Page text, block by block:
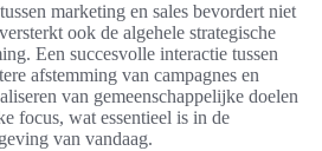
marketing en sales bevordert niet
ook de algehele strategische
Een succesvolle interactie tussen
afstemming van campagnes en
van gemeenschappelijke doelen
focus, wat essentieel is in de
van vandaag.